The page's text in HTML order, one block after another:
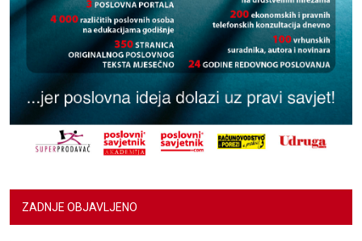
ZADNJE OBJAVLJENO